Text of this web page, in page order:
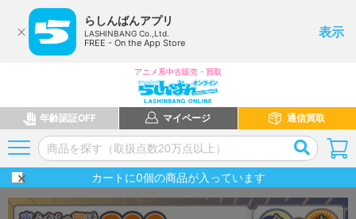
らしんばんアプリ
LASHINBANG Co.,Ltd.
FREE - On the App Store
表示
アニメ系中古販売・買取
年齢認証OFF マイページ 通信買取
カートに0個の商品が入っています